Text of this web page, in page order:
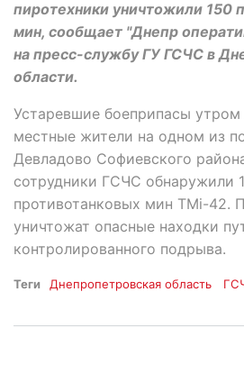
пиротехники уничтожили 150
мин, сообщает "Днепр
на пресс-службу ГУ ГСЧС в
области.
Устаревшие боеприпасы
местные жители на одном из
Девладово Софиевского
сотрудники ГСЧС обнаружили
противотанковых мин ТМі-42.
уничтожат опасные находки
контролированного подрыва.
Теги Днепропетровская область